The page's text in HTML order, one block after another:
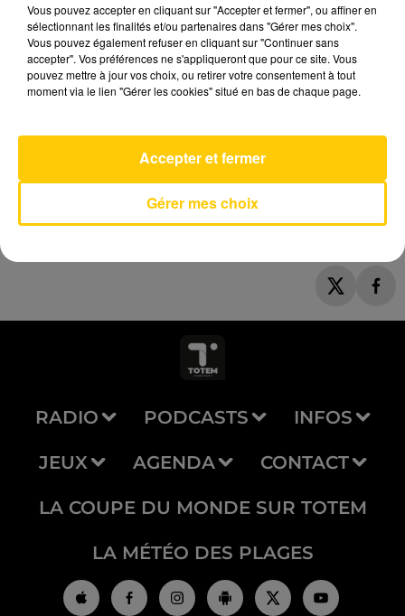
Gold
RADIO PODCASTS INFOS
JEUX AGENDA CONTACT
LA COUPE DU MONDE SUR TOTEM
LA MÉTÉO DES PLAGES
Vous pouvez accepter en cliquant sur "Accepter et fermer", ou affiner en
sélectionnant les finalités et/ou partenaires dans "Gérer mes choix".
Vous pouvez également refuser en cliquant sur "Continuer sans
accepter". Vos préférences ne s'appliqueront que pour ce site. Vous
pouvez mettre à jour vos choix, ou retirer votre consentement à tout
moment via le lien "Gérer les cookies" situé en bas de chaque page.
Gérer mes choix
Accepter et fermer